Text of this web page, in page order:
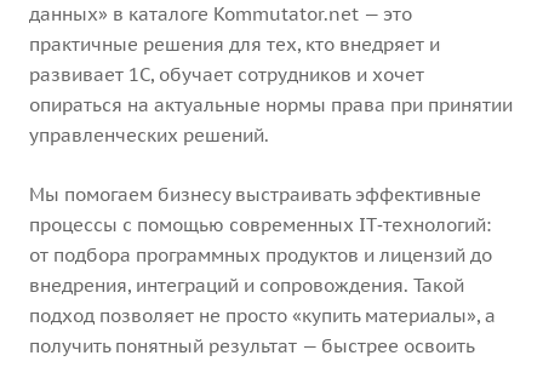
данных» в каталоге Kommutator.net — это
практичные решения для тех, кто внедряет и
развивает 1С, обучает сотрудников и хочет
опираться на актуальные нормы права при принятии
управленческих решений.
Мы помогаем бизнесу выстраивать эффективные
процессы с помощью современных IT‑технологий:
от подбора программных продуктов и лицензий до
внедрения, интеграций и сопровождения. Такой
подход позволяет не просто «купить материалы», а
получить понятный результат — быстрее освоить